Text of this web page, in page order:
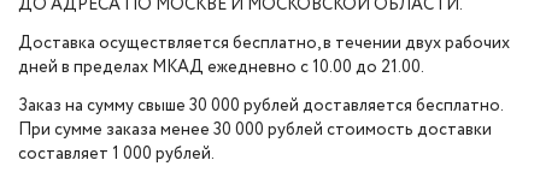
ДО АДРЕСА ПО МОСКВЕ И МОСКОВСКОЙ ОБЛАСТИ.
Доставка осуществляется бесплатно, в течении двух рабочих
дней в пределах МКАД ежедневно с 10.00 до 21.00.
Заказ на сумму свыше 30 000 рублей доставляется бесплатно.
При сумме заказа менее 30 000 рублей стоимость доставки
составляет 1 000 рублей.